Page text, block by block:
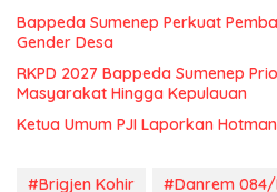
Bappeda Sumenep Perkuat
Gender Desa
RKPD 2027 Bappeda Sumenep
Masyarakat Hingga Kepulauan
Ketua Umum PJI Laporkan
#Brigjen Kohir
#Danrem 084/